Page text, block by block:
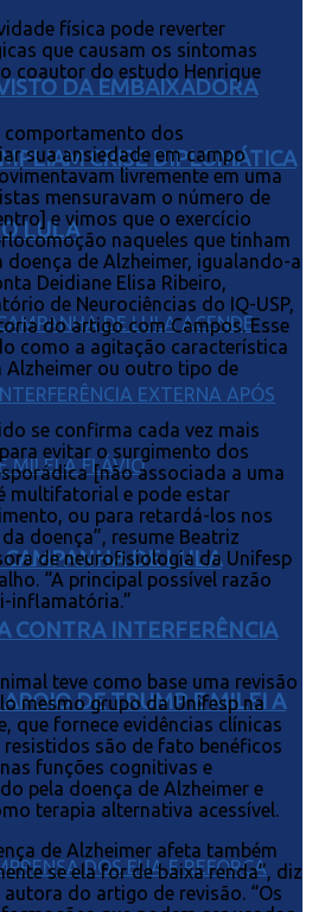
DA EMBAIXADORA
CRISE DIPLOMÁTICA
LULA
DE LULA
CONTRA INTERFERÊNCIA
DE TRUMP E MILEI A
física pode reverter
que causam os sintomas
coautor do estudo Henrique
comportamento dos
sua ansiedade em campo
livremente em uma
mensuravam o número de
e vimos que o exercício
naqueles que tinham
de Alzheimer, igualando-a
Deidiane Elisa Ribeiro,
de Neurociências do IQ-USP,
do artigo com Campos. Esse
como a agitação característica
Alzheimer ou outro tipo de
se confirma cada vez mais
evitar o surgimento dos
[não associada a uma
multifatorial e pode estar
ou para retardá-los nos
doença”, resume Beatriz
de neurofisiologia da Unifesp
“A principal possível razão
inflamatória.”
teve como base uma revisão
mesmo grupo da Unifesp na
que fornece evidências clínicas
são de fato benéficos
funções cognitivas e
pela doença de Alzheimer e
terapia alternativa acessível.
de Alzheimer afeta também
se ela for de baixa renda”, diz
do artigo de revisão. “Os